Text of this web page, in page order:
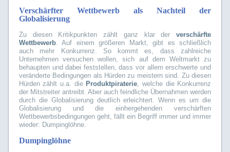
Verschärfter Wettbewerb als Nachteil der
Globalisierung
Zu diesen Kritikpunkten zählt ganz klar derverschärfte
Wettbewerb. Auf einem größeren Markt, gibt es schließlich
auch mehr Konkurrenz. So kommt es, dass zahlreiche
Unternehmen versuchen wollen, sich auf dem Weltmarkt zu
behaupten und dabei feststellen, dass vor allem erschwerte und
veränderte Bedingungen als Hürden zu meistern sind. Zu diesen
Hürden zählt u.a. die Produktpiraterie, welche die Konkurrenz
der Mitstreiter antreibt. Aber auch feindliche Übernahmen werden
durch die Globalisierung deutlich erleichtert. Wenn es um die
Globalisierung und die einhergehenden verschärften
Wettbewerbsbedingungen geht, fällt ein Begriff immer und immer
wieder: Dumpinglöhne.
Dumpinglöhne